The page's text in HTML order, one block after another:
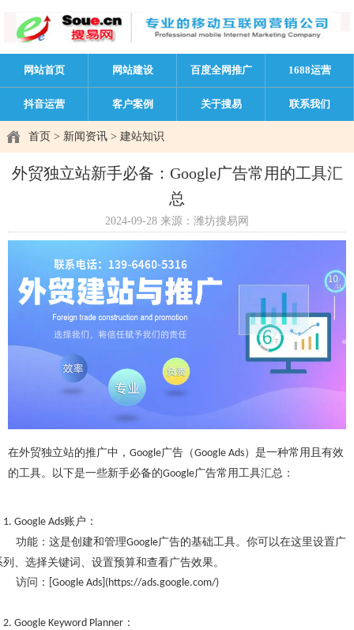
网站首页 网站建设 百度全网推广 1688运营
抖音运营 客户案例 关于搜易 联系我们
首页 > 新闻资讯 > 建站知识
外贸独立站新手必备：Google广告常用的工具汇
总
2024-09-28 来源：潍坊搜易网
在外贸独立站的推广中， Google广告（Google Ads）是一种常用且有效
的工具。以下是一些新手必备的Google广告常用工具汇总：
1. Google Ads账户：
功能：这是创建和管理Google广告的基础工具。你可以在这里设置广
列、选择关键词、设置预算和查看广告效果。
访问：
[Google Ads](https://ads.google.com/)
2. Google Keyword Planner ：